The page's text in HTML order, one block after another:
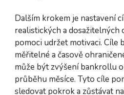
Dalším krokem je nastavení
realistických a dosažitelných
pomoci udržet motivaci. Cíle
měřitelné a časově
může být zvýšení bankrollu
průběhu měsíce. Tyto cíle
sledovat pokrok a zůstávat